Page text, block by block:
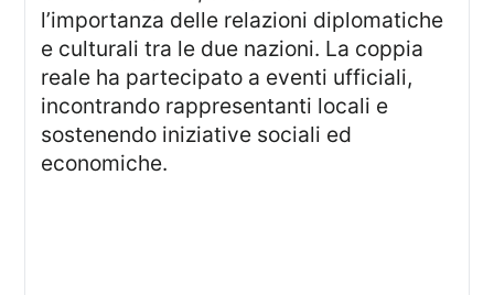
l’importanza delle relazioni diplomatiche
e culturali tra le due nazioni. La coppia
reale ha partecipato a eventi ufficiali,
incontrando rappresentanti locali e
sostenendo iniziative sociali ed
economiche.